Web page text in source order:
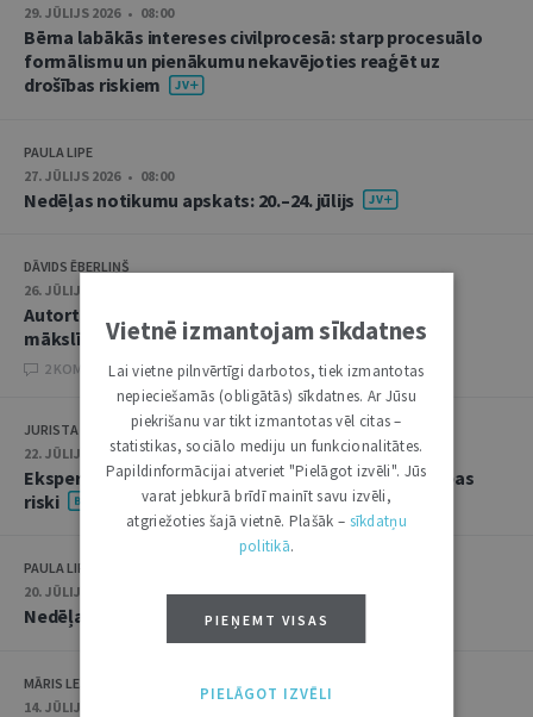
29. JŪLIJS 2026 • 08:00
Bērna labākās intereses civilprocesā: starp procesuālo
formālismu un pienākumu nekavējoties reaģēt uz
drošības riskiem
PAULA LIPE
27. JŪLIJS 2026 • 08:00
Nedēļas notikumu apskats: 20.–24. jūlijs
DĀVIDS ĒBERLIŅŠ
26. JŪLIJS 2026 • 08:00
Autortiesību subjekta un objekta juridiskie aspekti
mākslīgā intelekta kontekstā
2 KOMENTĀRI
JURISTA VĀRDS
22. JŪLIJS 2026 • 14:00
Ekspertu saruna jūlijā: krimināltiesības un būvniecības
riski
PAULA LIPE
20. JŪLIJS 2026 • 16:05
Nedēļas notikumu apskats: 13.–17. jūlijs
MĀRIS LEJA
14. JŪLIJS 2026
Vietnē izmantojam sīkdatnes
Lai vietne pilnvērtīgi darbotos, tiek izmantotas
nepieciešamās (obligātās) sīkdatnes. Ar Jūsu
piekrišanu var tikt izmantotas vēl citas –
statistikas, sociālo mediju un funkcionalitātes.
Papildinformācijai atveriet "Pielāgot izvēli". Jūs
varat jebkurā brīdī mainīt savu izvēli,
atgriežoties šajā vietnē. Plašāk – sīkdatņu
politikā.
PIEŅEMT VISAS
PIELĀGOT IZVĒLI